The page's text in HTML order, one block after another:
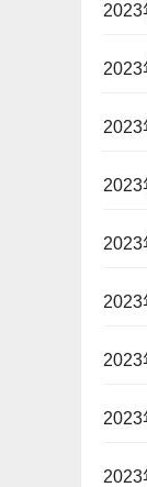
2023
2023
2023
2023
2023
2023
2023
2023
2023